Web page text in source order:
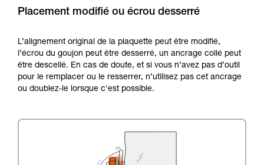
Placement modifié ou écrou desserré
L’alignement original de la plaquette peut être modifié,
l’écrou du goujon peut être desserré, un ancrage collé peut
être descellé. En cas de doute, et si vous n’avez pas d’outil
pour le remplacer ou le resserrer, n’utilisez pas cet ancrage
ou doublez-le lorsque c'est possible.